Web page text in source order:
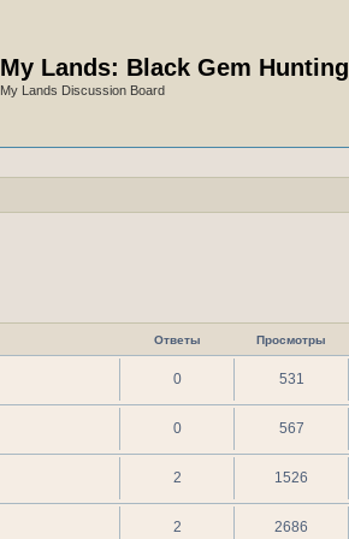
My Lands: Black Gem Hunting
My Lands Discussion Board
Ответы Просмотры
0 531
0 567
2 1526
2 2686